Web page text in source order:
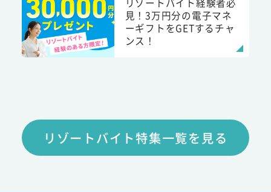
見！3万円分の電子マネ
ーギフトをGETするチャ
ンス！
リゾートバイト特集一覧を見る